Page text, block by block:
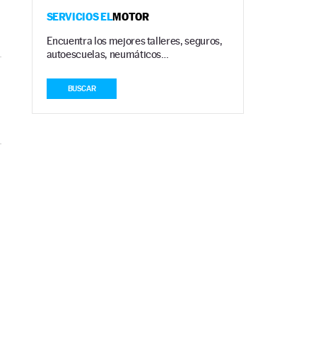
SERVICIOS ELMOTOR
Encuentra los mejores talleres, seguros,
autoescuelas, neumáticos…
BUSCAR